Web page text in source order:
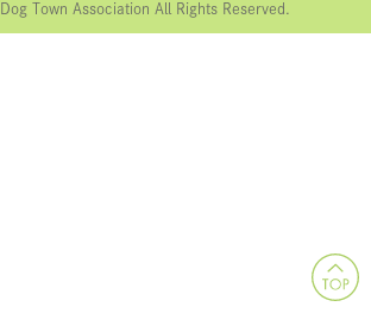
Town Association All Rights Reserved.